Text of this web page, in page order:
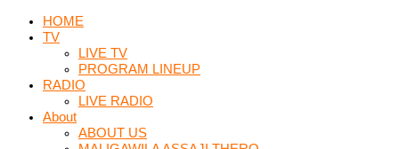
HOME
TV
LIVE TV
PROGRAM LINEUP
RADIO
LIVE RADIO
About
ABOUT US